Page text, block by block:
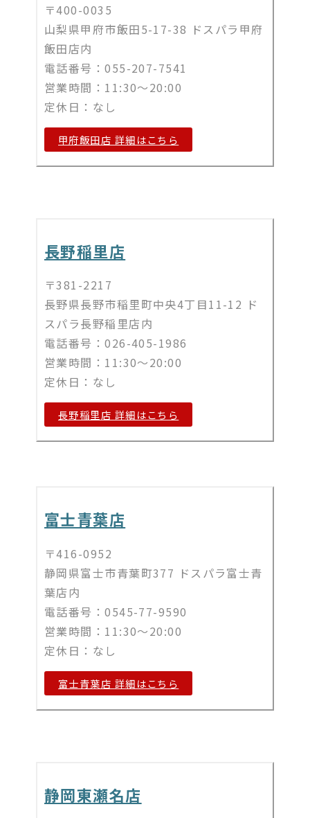
〒400-0035
山梨県甲府市飯田5-17-38 ドスパラ甲府
飯田店内
電話番号：055-207-7541
営業時間：11:30～20:00
定休日：なし
甲府飯田店 詳細はこちら
長野稲里店
〒381-2217
長野県長野市稲里町中央4丁目11-12 ド
スパラ長野稲里店内
電話番号：026-405-1986
営業時間：11:30～20:00
定休日：なし
長野稲里店 詳細はこちら
富士青葉店
〒416-0952
静岡県富士市青葉町377 ドスパラ富士青
葉店内
電話番号：0545-77-9590
営業時間：11:30～20:00
定休日：なし
富士青葉店 詳細はこちら
静岡東瀬名店